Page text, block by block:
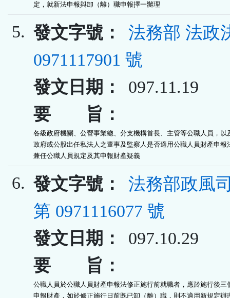
定，就新法申報與卸（離）職申報擇一辦理
5. 發文字號：
法務部 法政
0971117901 號
發文日期：
097.11.19
要 旨：
各級政府機關、公營事業總、分支機構首長、主管等公職人員，以
政府或公股出任私法人之董事及監察人是否適用公職人員財產申報
兼任公職人員規定及其申報財產疑義
6. 發文字號：
法務部政風
第 0971116077 號
發文日期：
097.10.29
要 旨：
公職人員於公職人員財產申報法修正施行前就職者，應於施行後三
申報財產，如於修正施行日前既已卸（離）職，則不適用新規定辦